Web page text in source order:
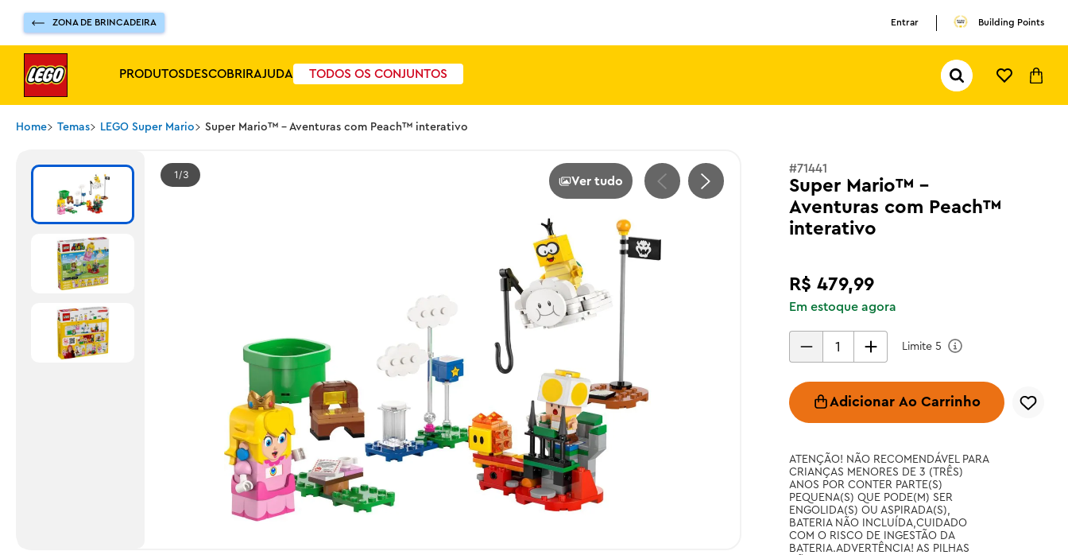
ZONA DE BRINCADEIRA Entrar Building Points
PRODUTOSDESCOBRIRAJUDA TODOS OS CONJUNTOS
Pesquisar...
Home Temas LEGO Super Mario Super Mario™ - Aventuras com Peach™ interativo
1 3 Ver tudo
#71441
Super Mario™ -
Aventuras com Peach™
interativo
R$ 479,99
Em estoque agora
Limite 5
Adicionar Ao Carrinho
ATENÇÃO! NÃO RECOMENDÁVEL PARA
CRIANÇAS MENORES DE 3 (TRÊS)
ANOS POR CONTER PARTE(S)
PEQUENA(S) QUE PODE(M) SER
ENGOLIDA(S) OU ASPIRADA(S),
BATERIA NÃO INCLUÍDA,CUIDADO
COM O RISCO DE INGESTÃO DA
BATERIA.ADVERTÊNCIA! AS PILHAS
pokemon
copa mundo